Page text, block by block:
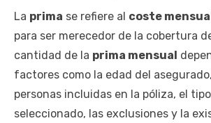
La prima se refiere al coste
para ser merecedor de la cobertura
cantidad de la prima mensual
factores como la edad del
personas incluidas en la póliza, el
seleccionado, las exclusiones y la